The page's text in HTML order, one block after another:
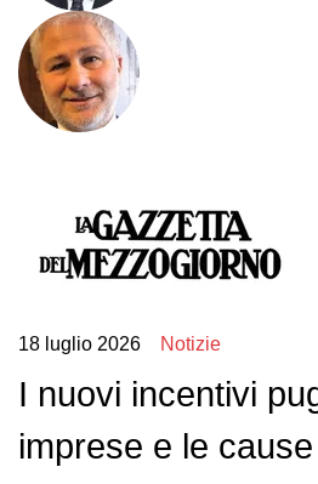
18 luglio 2026 Notizie
I nuovi incentivi
imprese e le cause